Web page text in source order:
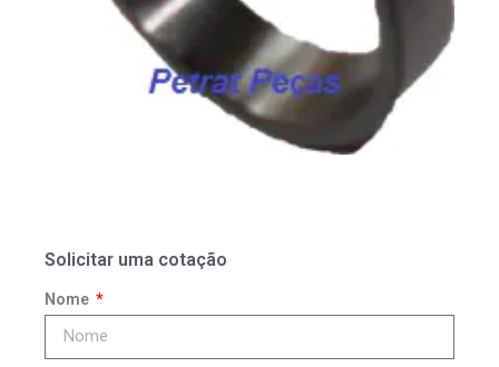
Solicitar uma cotação
Nome